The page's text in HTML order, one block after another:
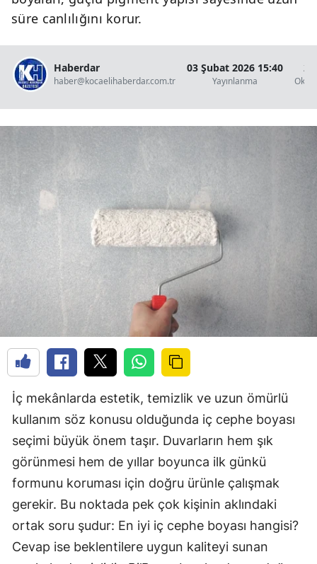
süre canlılığını korur.
Haberdar
haber@kocaelihaberdar.com.tr
03 Şubat 2026 15:40
Yayınlanma
2
İç mekânlarda estetik, temizlik ve uzun ömürlü
kullanım söz konusu olduğunda iç cephe boyası
seçimi büyük önem taşır. Duvarların hem şık
görünmesi hem de yıllar boyunca ilk günkü
formunu koruması için doğru ürünle çalışmak
gerekir. Bu noktada pek çok kişinin aklındaki
ortak soru şudur: En iyi iç cephe boyası hangisi?
Cevap ise beklentilere uygun kaliteyi sunan